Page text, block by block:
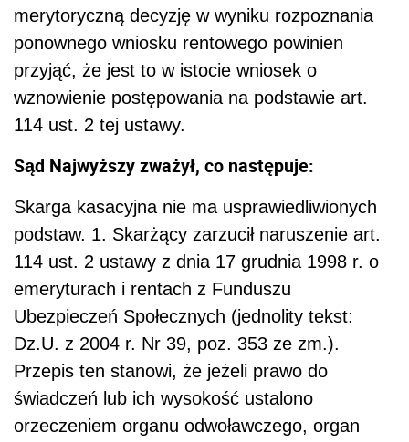
merytoryczną decyzję w wyniku rozpoznania
ponownego wniosku rentowego powinien
przyjąć, że jest to w istocie wniosek o
wznowienie postępowania na pod­stawie art.
114 ust. 2 tej ustawy.
Sąd Najwyższy zważył, co następuje:
Skarga kasacyjna nie ma usprawiedliwionych
podstaw. 1. Skarżący zarzucił naruszenie art.
114 ust. 2 ustawy z dnia 17 grudnia 1998 r. o
emeryturach i rentach z Funduszu
Ubezpieczeń Społecznych (jednolity tekst:
Dz.U. z 2004 r. Nr 39, poz. 353 ze zm.).
Przepis ten stanowi, że jeżeli prawo do
świadczeń lub ich wysokość usta­lono
orzeczeniem organu odwoławczego, organ